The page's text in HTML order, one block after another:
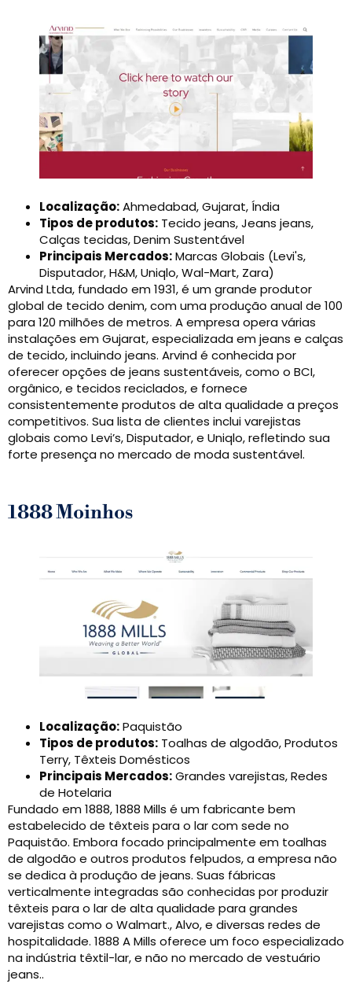
Localização:Ahmedabad, Gujarat, Índia
Tipos de produtos: Tecido jeans, Jeans jeans,
Calças tecidas, Denim Sustentável
Principais Mercados:Marcas Globais (Levi's,
Disputador, H&M, Uniqlo, Wal-Mart, Zara)
Arvind Ltda, fundado em 1931, é um grande produtor
global de tecido denim, com uma produção anual de 100
para 120 milhões de metros. A empresa opera várias
instalações em Gujarat, especializada em jeans e calças
de tecido, incluindo jeans. Arvind é conhecida por
oferecer opções de jeans sustentáveis, como o BCI,
orgânico, e tecidos reciclados, e fornece
consistentemente produtos de alta qualidade a preços
competitivos. Sua lista de clientes inclui varejistas
globais como Levi’s, Disputador, e Uniqlo, refletindo sua
forte presença no mercado de moda sustentável.
1888 Moinhos
Localização:Paquistão
Tipos de produtos: Toalhas de algodão, Produtos
Terry, Têxteis Domésticos
Principais Mercados:Grandes varejistas, Redes
de Hotelaria
Fundado em 1888, 1888 Mills é um fabricante bem
estabelecido de têxteis para o lar com sede no
Paquistão. Embora focado principalmente em toalhas
de algodão e outros produtos felpudos, a empresa não
se dedica à produção de jeans. Suas fábricas
verticalmente integradas são conhecidas por produzir
têxteis para o lar de alta qualidade para grandes
varejistas como o Walmart., Alvo, e diversas redes de
hospitalidade. 1888 A Mills oferece um foco especializado
na indústria têxtil-lar, e não no mercado de vestuário
jeans..